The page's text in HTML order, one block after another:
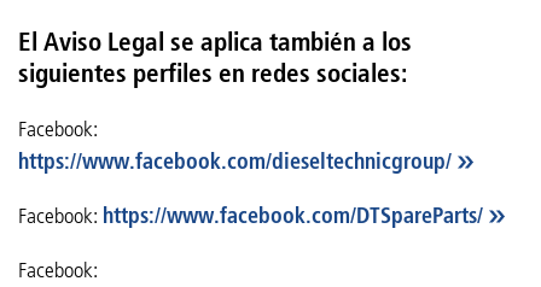
El Aviso Legal se aplica también a los
siguientes perfiles en redes sociales:
Facebook:
https://www.facebook.com/dieseltechnicgroup/
Facebook: https://www.facebook.com/DTSpareParts/
Facebook: